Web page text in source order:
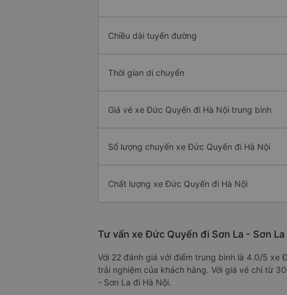
Chiều dài tuyến đường
Thời gian di chuyển
Giá vé xe Đức Quyến đi Hà Nội trung bình
Số lượng chuyến xe Đức Quyến đi Hà Nội
Chất lượng xe Đức Quyến đi Hà Nội
Tư vấn xe Đức Quyến đi Sơn La - Sơn La
Với 22 đánh giá với điểm trung bình là 4.0/5 xe
trải nghiệm của khách hàng. Với giá vé chỉ từ
- Sơn La đi Hà Nội.